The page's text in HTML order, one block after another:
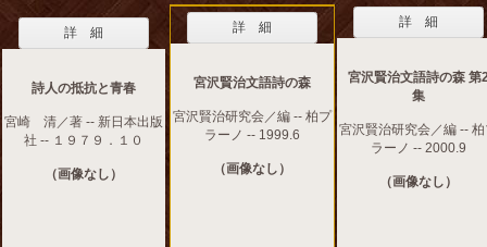
詳 細
詩人の抵抗と青春
宮崎 清／著 -- 新日本出版
社 -- １９７９．１０
（画像なし）
詳 細
宮沢賢治文語詩の森
宮沢賢治研究会／編 -- 柏プ
ラーノ -- 1999.6
（画像なし）
詳 細
宮沢賢治文語詩の森 第
集
宮沢賢治研究会／編 --
ラーノ -- 2000.9
（画像なし）